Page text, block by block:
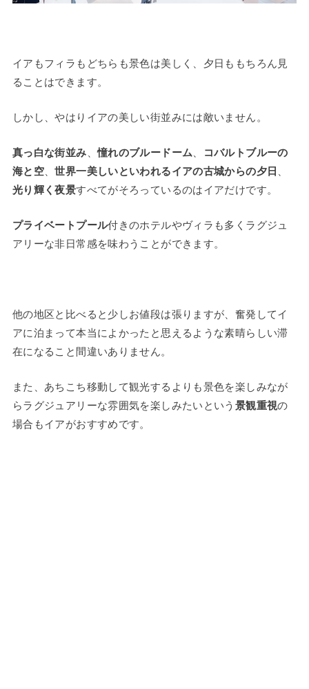
イアもフィラもどちらも景色は美しく、夕日ももちろん見
ることはできます。
しかし、やはりイアの美しい街並みには敵いません。
真っ白な街並み 、憧れのブルードーム
コバルトブルーの
海と空 、世界一美しいといわれるイアの古城からの夕日
光り輝く夜景すべてがそろっているのはイアだけです。
プライベートプール付きのホテルやヴィラも多くラグジュ
アリーな非日常感を味わうことができます。
他の地区と比べると少しお値段は張りますが、奮発してイ
アに泊まって本当によかったと思えるような素晴らしい滞
在になること間違いありません。
また、あちこち移動して観光するよりも景色を楽しみなが
らラグジュアリーな雰囲気を楽しみたいという 景観重視の
場合もイアがおすすめです。